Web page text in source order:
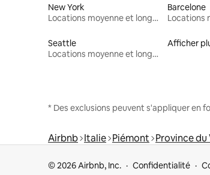
New York
Locations moyenne et longue durée
Barcelone
Seattle
Locations moyenne et longue durée
Afficher
* Des exclusions peuvent s'appliquer en
Airbnb Italie Piémont Province
© 2026 Airbnb, Inc. Confidentialité